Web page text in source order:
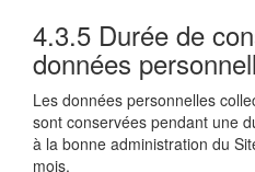
4.3.5 Durée de
données
Les données personnelles
sont conservées pendant une
à la bonne administration du
mois.